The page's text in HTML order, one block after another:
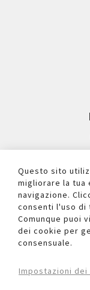
I
Questo sito
migliorare la tua
navigazione.
consenti l'uso di
Comunque puoi
dei cookie per
consensuale.
Impostazioni dei
Copyright © 2026